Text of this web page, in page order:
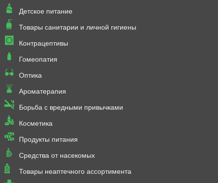
Детское питание
Товары санитарии и личной гигиены
Контрацептивы
Гомеопатия
Оптика
Ароматерапия
Борьба с вредными привычками
Косметика
Продукты питания
Средства от насекомых
Товары неаптечного ассортимента